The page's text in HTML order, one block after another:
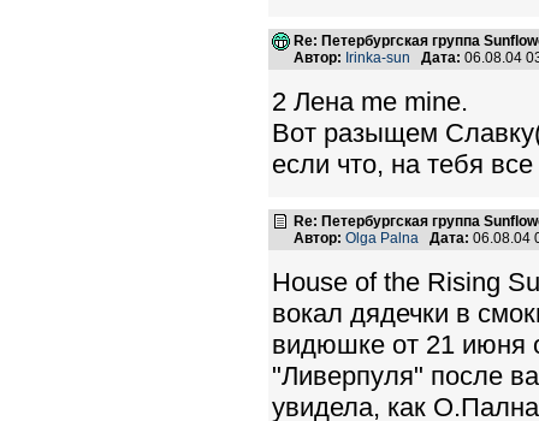
Re: Петербургская группа
Автор: Irinka-sun Дата: 06.08.04
2 Лена me mine.
Вот разыщем
если что, на тебя
Re: Петербургская группа
Автор: Olga Palna Дата:
House of the Rising
вокал дядечки в
видюшке от 21 июня
"Ливерпуля" после
увидела, как